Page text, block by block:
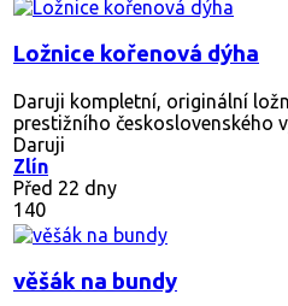
Ložnice kořenová dýha
Daruji kompletní, originální
prestižního československého
Daruji
Zlín
Před 22 dny
140
věšák na bundy